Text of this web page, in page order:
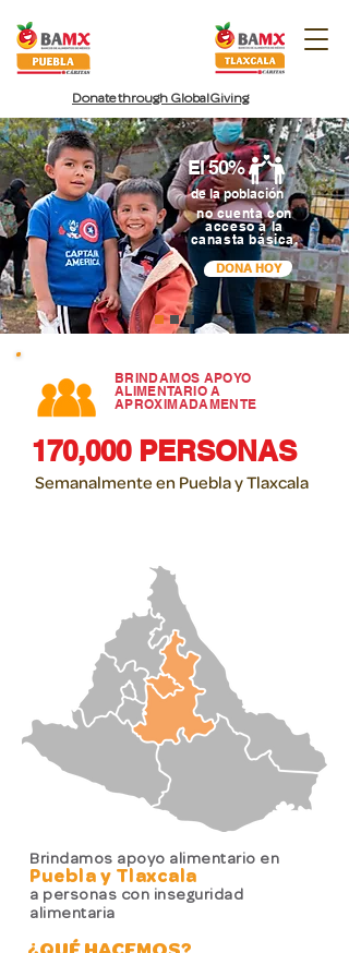
Donatethrough GlobalGiving
El 50%
de la población
no cuenta con
acceso a la
canasta básica.
DONA HOY
BRINDAMOS APOYO
ALIMENTARIO A
APROXIMADAMENTE
170,000 PERSONAS
Semanalmente en Puebla y Tlaxcala
Brindamos apoyo alimentario en
Puebla y Tlaxcala
a personas con inseguridad
alimentaria